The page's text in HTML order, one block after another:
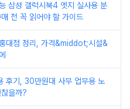
삼성 갤럭시북4 엣지 실사용 분
전 꼭 읽어야 할 가이드
대점 정리, 가격&middot;시설&
후기, 30만원대 사무 업무용 노
을까?